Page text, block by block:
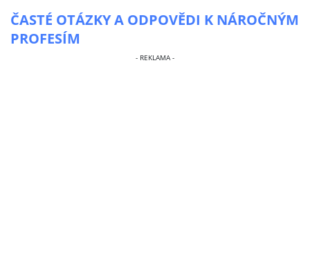
ČASTÉ OTÁZKY A ODPOVĚDI K NÁROČNÝM
PROFESÍM